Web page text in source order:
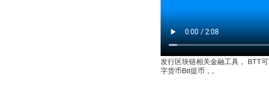
发行区块链相关金融工具， BTT
字货币Btt提币，。